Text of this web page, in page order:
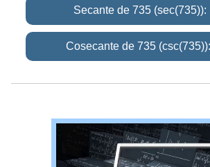
Secante de 735 (sec(735)):
Cosecante de 735 (csc(735)):